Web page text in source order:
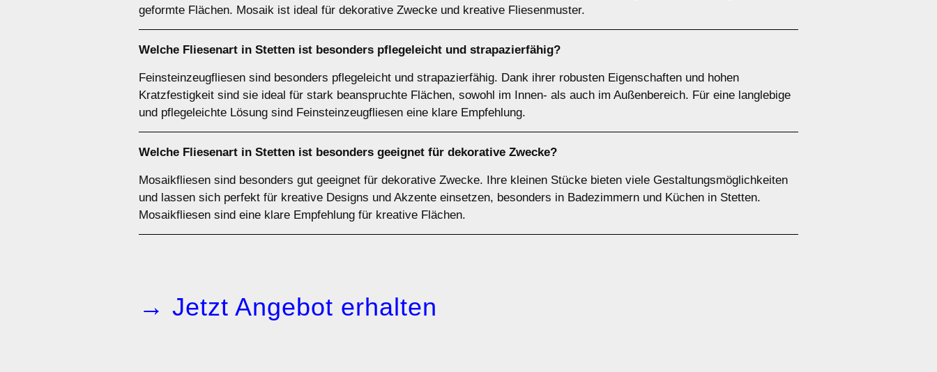
geformte Flächen. Mosaik ist ideal für dekorative Zwecke und kreative Fliesenmuster.
Welche Fliesenart in Stetten ist besonders pflegeleicht und strapazierfähig?
Feinsteinzeugfliesen sind besonders pflegeleicht und strapazierfähig. Dank ihrer robusten Eigenschaften und hohen
Kratzfestigkeit sind sie ideal für stark beanspruchte Flächen, sowohl im Innen- als auch im Außenbereich. Für eine langlebige
und pflegeleichte Lösung sind Feinsteinzeugfliesen eine klare Empfehlung.
Welche Fliesenart in Stetten ist besonders geeignet für dekorative Zwecke?
Mosaikfliesen sind besonders gut geeignet für dekorative Zwecke. Ihre kleinen Stücke bieten viele Gestaltungsmöglichkeiten
und lassen sich perfekt für kreative Designs und Akzente einsetzen, besonders in Badezimmern und Küchen in Stetten.
Mosaikfliesen sind eine klare Empfehlung für kreative Flächen.
→ Jetzt Angebot erhalten